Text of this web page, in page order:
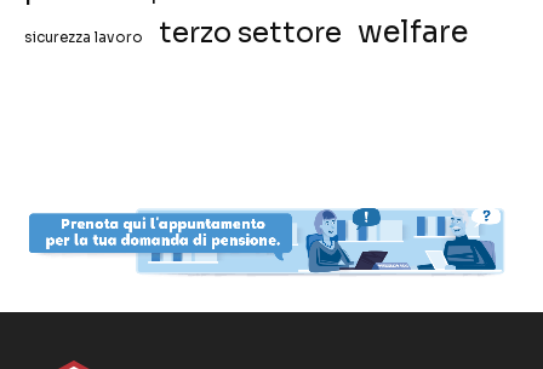
sicurezza lavoro terzo settore welfare